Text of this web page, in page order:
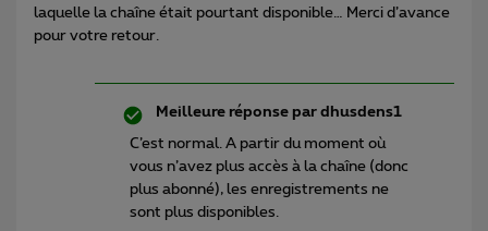
laquelle la chaîne était pourtant disponible… Merci d’avance
pour votre retour.
Meilleure réponse par dhusdens1
C’est normal. A partir du moment où
vous n’avez plus accès à la chaîne (donc
plus abonné), les enregistrements ne
sont plus disponibles.